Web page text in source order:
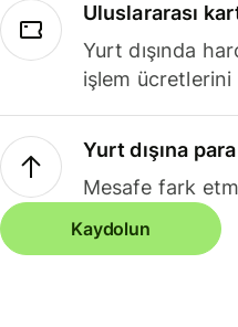
Uluslararası
Yurt dışında
işlem
Yurt dışına
Mesafe fark
Kaydolun